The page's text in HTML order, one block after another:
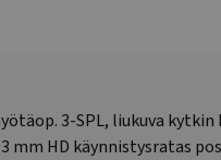
3-SPL, liukuva kytkin
mm HD käynnistysratas